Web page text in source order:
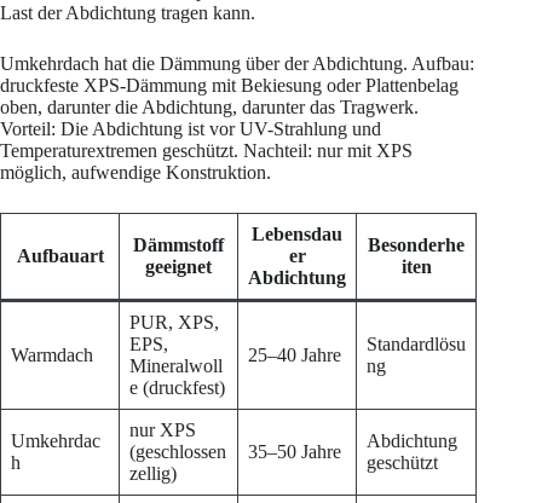
Last der Abdichtung tragen kann.
Umkehrdach hat die Dämmung über der Abdichtung. Aufbau:
druckfeste XPS-Dämmung mit Bekiesung oder Plattenbelag
oben, darunter die Abdichtung, darunter das Tragwerk.
Vorteil: Die Abdichtung ist vor UV-Strahlung und
Temperaturextremen geschützt. Nachteil: nur mit XPS
möglich, aufwendige Konstruktion.
Aufbauart
Dämmstoff
geeignet
Lebensdau
er
Abdichtung
Besonderhe
iten
Warmdach
PUR, XPS,
EPS,
Mineralwoll
e (druckfest)
25–40 Jahre
Standardlösu
ng
Umkehrdac
h
nur XPS
(geschlossen
zellig)
35–50 Jahre
Abdichtung
geschützt